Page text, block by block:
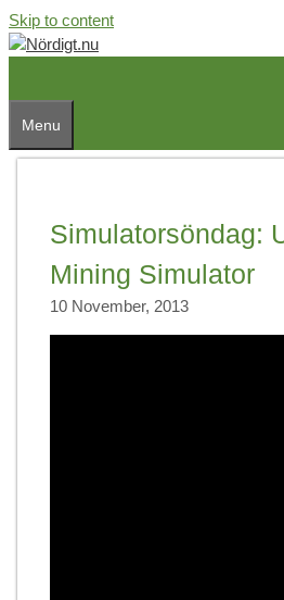
Skip to content
Menu
Simulatorsöndag:
Mining Simulator
10 November, 2013